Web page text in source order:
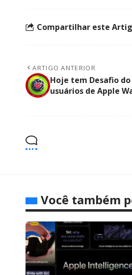
Compartilhar este
ARTIGO ANTERIOR
Hoje tem Desafio
usuários de Apple
Você também